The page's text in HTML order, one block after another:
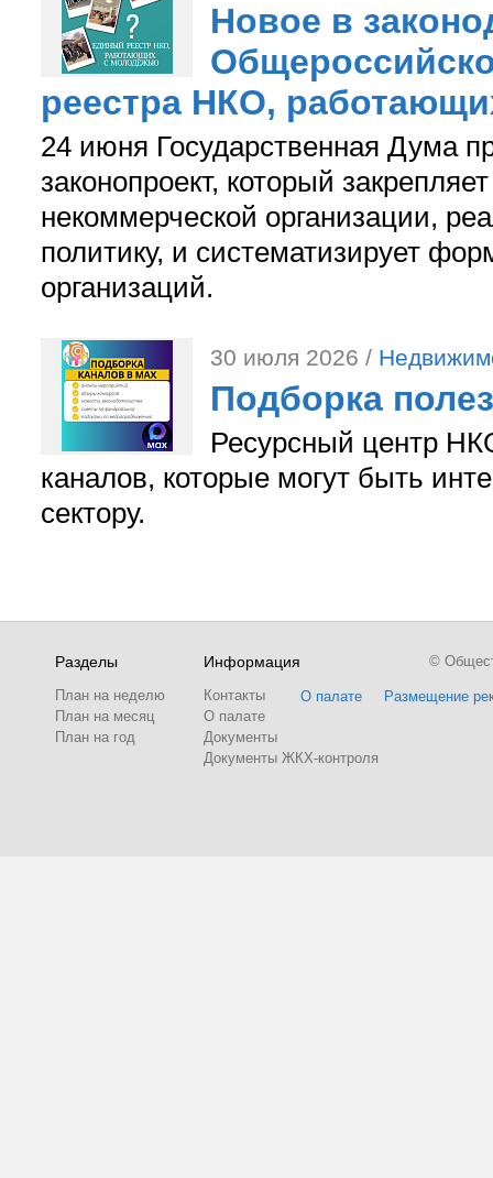
Новое в
реестра НКО,
24 июня Государственная Дума
законопроект, который
некоммерческой организации,
политику, и систематизирует
организаций.
30 июля 2026 /
Подборка
Ресурсный центр
каналов, которые могут быть
сектору.
Разделы
План на неделю
План на месяц
План на год
Информация
Контакты
О палате
Документы
Документы ЖКХ-контроля
О палате Размещение
©